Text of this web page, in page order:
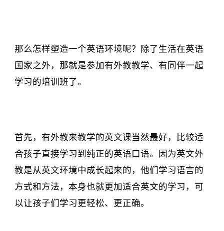
那么怎样塑造一个英语环境呢？除了生活在英语
国家之外，那就是参加有外教教学、有同伴一起
学习的培训班了。
首先，有外教来教学的英文课当然最好，比较适
合孩子直接学习到纯正的英语口语。因为英文外
教是从英文环境中成长起来的，他们学习语言的
方式和方法，本身也就更加适合英文的学习，可
以让孩子们学习更轻松、更正确。